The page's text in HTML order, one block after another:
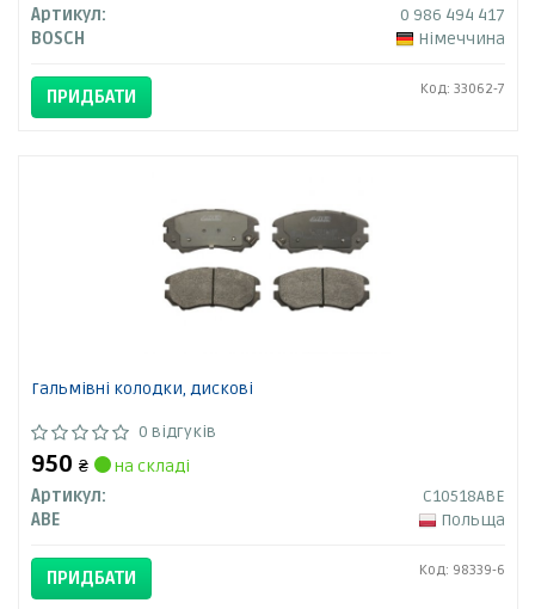
Артикул:
0 986 494 417
BOSCH
Німеччина
ПРИДБАТИ Код: 33062-7
Гальмівні колодки, дискові
0 відгуків
950 ₴
на складі
Артикул:
C10518ABE
ABE
Польща
ПРИДБАТИ Код: 98339-6